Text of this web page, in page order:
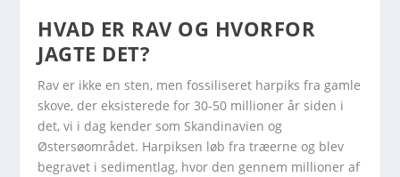
HVAD ER RAV OG HVORFOR
JAGTE DET?
Rav er ikke en sten, men fossiliseret harpiks fra gamle
skove, der eksisterede for 30-50 millioner år siden i
det, vi i dag kender som Skandinavien og
Østersøområdet. Harpiksen løb fra træerne og blev
begravet i sedimentlag, hvor den gennem millioner af